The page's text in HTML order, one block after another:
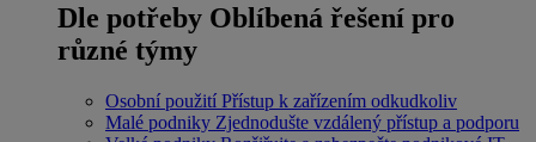
Dle potřeby Oblíbená řešení pro
různé týmy
Osobní použití Přístup k zařízením odkudkoliv
Malé podniky Zjednodušte vzdálený přístup a podporu